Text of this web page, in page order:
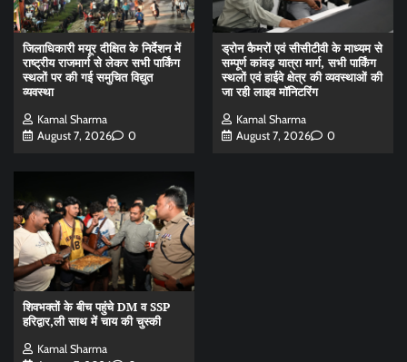
जिलाधिकारी मयूर दीक्षित के निर्देशन में
राष्ट्रीय राजमार्ग से लेकर सभी पार्किंग
स्थलों पर की गई समुचित विद्युत
व्यवस्था
Kamal Sharma
August 7, 2026
0
ड्रोन कैमरों एवं सीसीटीवी के माध्यम से
सम्पूर्ण कांवड़ यात्रा मार्ग, सभी पार्किंग
स्थलों एवं हाईवे क्षेत्र की व्यवस्थाओं की
जा रही लाइव मॉनिटरिंग
Kamal Sharma
August 7, 2026
0
शिवभक्तों के बीच पहुंचे DM व SSP
हरिद्वार,ली साथ में चाय की चुस्की
Kamal Sharma